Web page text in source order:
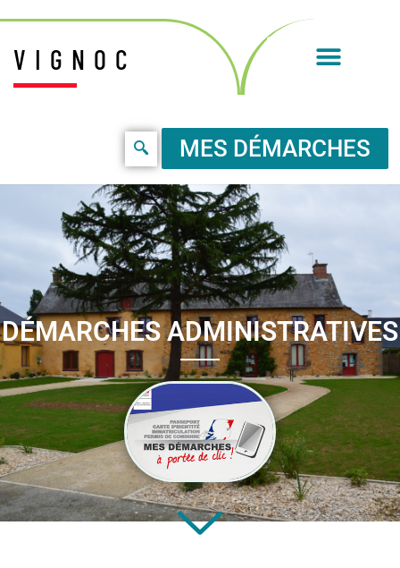
VIGNOC
MES DÉMARCHES
DÉMARCHES ADMINISTRATIVES